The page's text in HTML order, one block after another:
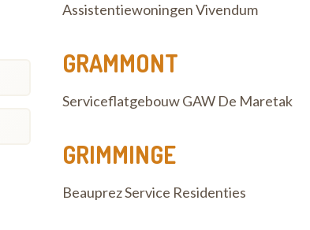
Assistentiewoningen Vivendum
GRAMMONT
Serviceflatgebouw GAW De Maretak
GRIMMINGE
Beauprez Service Residenties